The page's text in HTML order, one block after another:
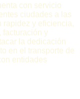
con servicio
ciudades a las
rapidez y eficiencia,
facturación y
la dedicación
en el transporte de
entidades